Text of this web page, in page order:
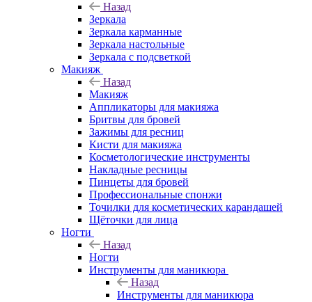
Назад
Зеркала
Зеркала карманные
Зеркала настольные
Зеркала с подсветкой
Макияж
Назад
Макияж
Аппликаторы для макияжа
Бритвы для бровей
Зажимы для ресниц
Кисти для макияжа
Косметологические инструменты
Накладные ресницы
Пинцеты для бровей
Профессиональные спонжи
Точилки для косметических карандашей
Щёточки для лица
Ногти
Назад
Ногти
Инструменты для маникюра
Назад
Инструменты для маникюра